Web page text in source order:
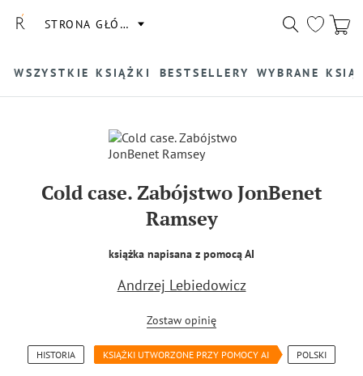
STRONA GŁÓWNA
WSZYSTKIE KSIĄŻKI BESTSELLERY WYBRANE
Cold case. Zabójstwo JonBenet
Ramsey
książka napisana z pomocą AI
Andrzej Lebiedowicz
Zostaw opinię
HISTORIA KSIĄŻKI UTWORZONE PRZY POMOCY AI POLSKI